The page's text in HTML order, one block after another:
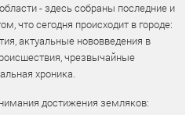
- здесь собраны последние и
что сегодня происходит в городе:
актуальные нововведения в
чрезвычайные
хроника.
достижения земляков: